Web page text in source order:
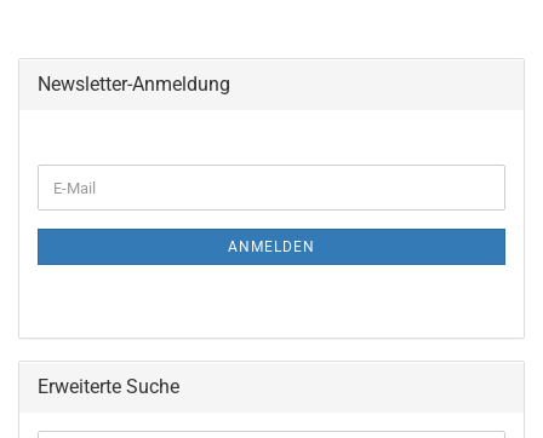
Newsletter-Anmeldung
ANMELDEN
Erweiterte Suche